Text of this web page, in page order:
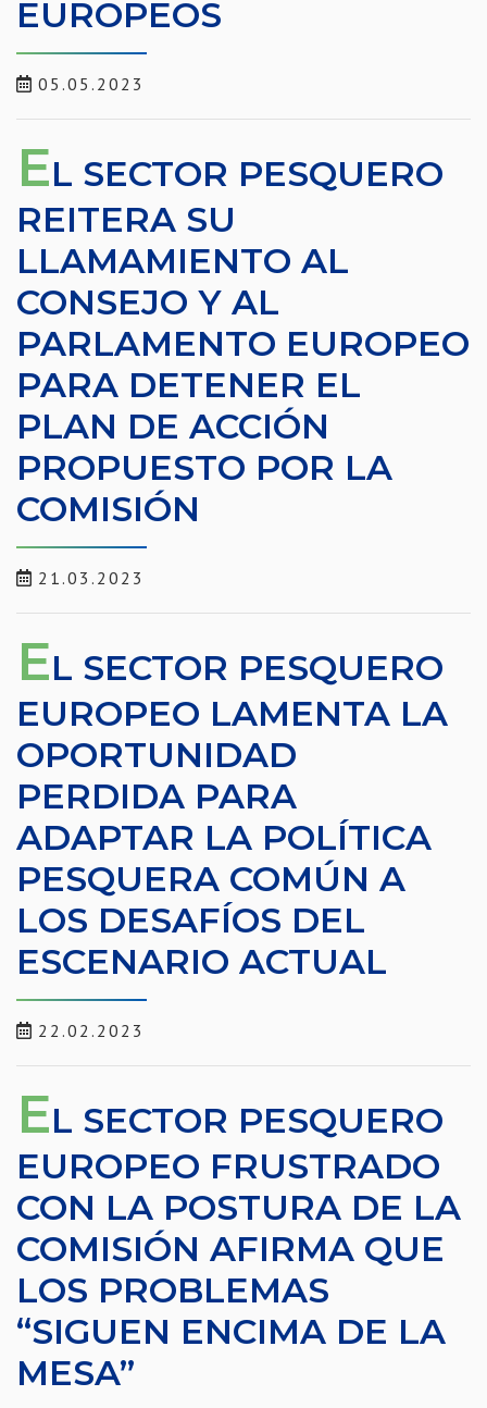
EUROPEOS
05.05.2023
EL SECTOR PESQUERO
REITERA SU
LLAMAMIENTO AL
CONSEJO Y AL
PARLAMENTO EUROPEO
PARA DETENER EL
PLAN DE ACCIÓN
PROPUESTO POR LA
COMISIÓN
21.03.2023
EL SECTOR PESQUERO
EUROPEO LAMENTA LA
OPORTUNIDAD
PERDIDA PARA
ADAPTAR LA POLÍTICA
PESQUERA COMÚN A
LOS DESAFÍOS DEL
ESCENARIO ACTUAL
22.02.2023
EL SECTOR PESQUERO
EUROPEO FRUSTRADO
CON LA POSTURA DE LA
COMISIÓN AFIRMA QUE
LOS PROBLEMAS
“SIGUEN ENCIMA DE LA
MESA”